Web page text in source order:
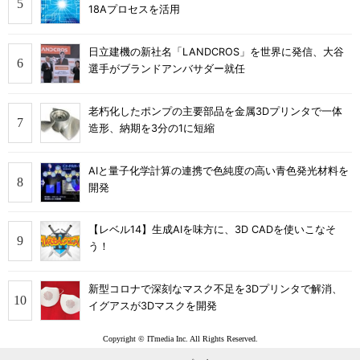
18Aプロセスを活用
日立建機の新社名「LANDCROS」を世界に発信、大谷
選手がブランドアンバサダー就任
老朽化したポンプの主要部品を金属3Dプリンタで一体
造形、納期を3分の1に短縮
AIと量子化学計算の連携で色純度の高い青色発光材料を
開発
【レベル14】生成AIを味方に、3D CADを使いこなそ
う！
新型コロナで深刻なマスク不足を3Dプリンタで解消、
イグアスが3Dマスクを開発
Copyright © ITmedia Inc. All Rights Reserved.